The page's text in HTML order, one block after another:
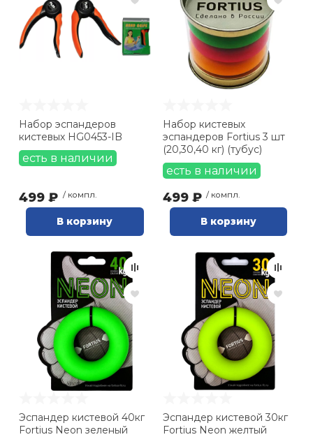
Набор эспандеров
кистевых HG0453-IB
есть в наличии
499 ₽ / компл.
В корзину
Набор кистевых
эспандеров Fortius 3 шт
(20,30,40 кг) (тубус)
есть в наличии
499 ₽ / компл.
В корзину
Эспандер кистевой 40кг
Fortius Neon зеленый
Эспандер кистевой 30кг
Fortius Neon желтый